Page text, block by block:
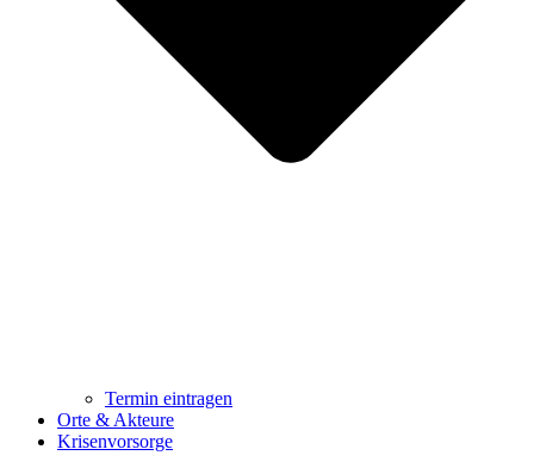
Termin eintragen
Orte & Akteure
Krisenvorsorge